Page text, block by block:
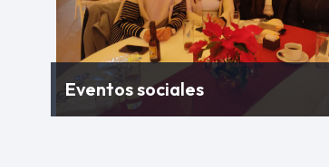
Eventos sociales